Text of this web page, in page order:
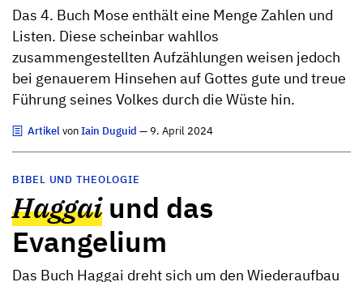
Das 4. Buch Mose enthält eine Menge Zahlen und
Listen. Diese scheinbar wahllos
zusammengestellten Aufzählungen weisen jedoch
bei genauerem Hinsehen auf Gottes gute und treue
Führung seines Volkes durch die Wüste hin.
ArtikelvonIain Duguid — 9. April 2024
BIBEL UND THEOLOGIE
Haggaiund das
Evangelium
Das Buch Haggai dreht sich um den Wiederaufbau